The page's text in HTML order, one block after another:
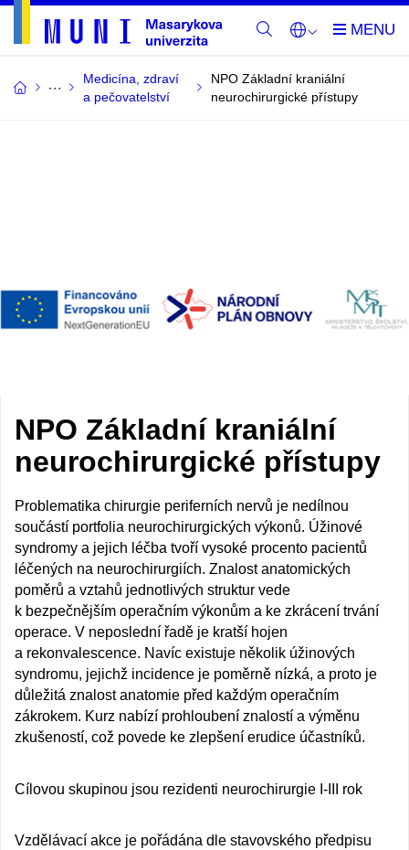
Medicína, zdraví
a pečovatelství
NPO Základní kraniální
neurochirurgické přístupy
NPO Základní kraniální
neurochirurgické přístupy
Problematika chirurgie periferních nervů je nedílnou
součástí portfolia neurochirurgických výkonů. Úžinové
syndromy a jejich léčba tvoří vysoké procento pacientů
léčených na neurochirurgiích. Znalost anatomických
poměrů a vztahů jednotlivých struktur vede
k bezpečnějším operačním výkonům a ke zkrácení trvání
operace. V neposlední řadě je kratší hojen
a rekonvalescence. Navíc existuje několik úžinových
syndromu, jejichž incidence je poměrně nízká, a proto je
důležitá znalost anatomie před každým operačním
zákrokem. Kurz nabízí prohloubení znalostí a výměnu
zkušeností, což povede ke zlepšení erudice účastníků.
Cílovou skupinou jsou rezidenti neurochirurgie I-III rok
Vzdělávací akce je pořádána dle stavovského předpisu